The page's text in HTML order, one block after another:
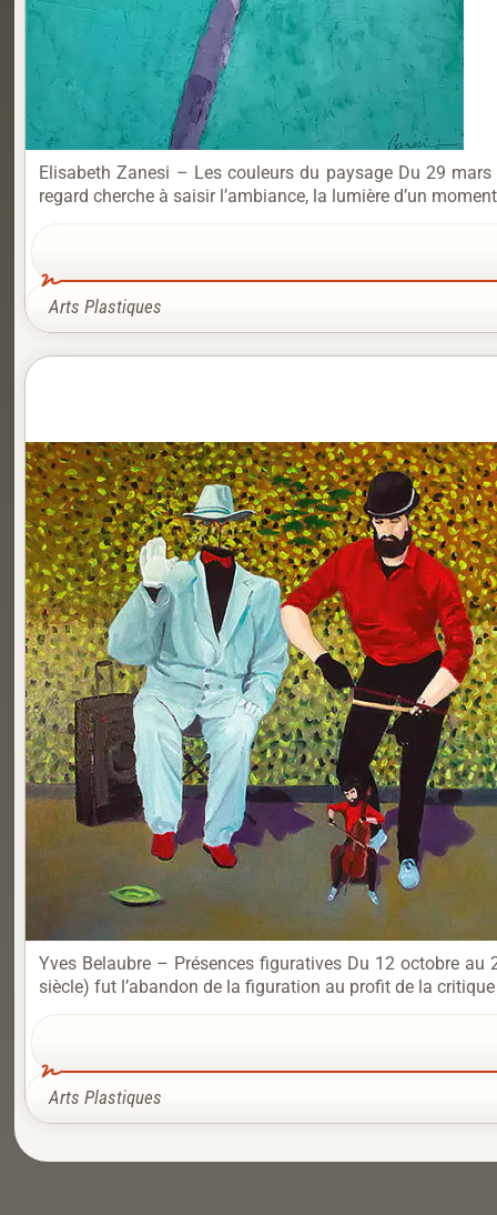
Elisabeth Zanesi – Les couleurs du paysage Du 29
regard cherche à saisir l’ambiance, la lumière d’un
Arts Plastiques
Yves Belaubre – Présences figuratives Du 12 octobre
siècle) fut l’abandon de la figuration au profit de la
Arts Plastiques